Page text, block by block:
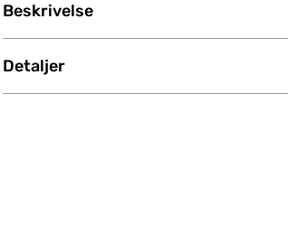
Beskrivelse
Detaljer